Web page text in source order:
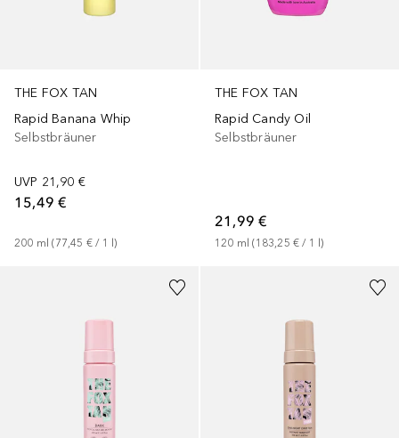
THE FOX TAN
Rapid Banana Whip
Selbstbräuner
UVP 21,90 €
15,49 €
200 ml (77,45 € / 1 l)
THE FOX TAN
Rapid Candy Oil
Selbstbräuner
21,99 €
120 ml (183,25 € / 1 l)